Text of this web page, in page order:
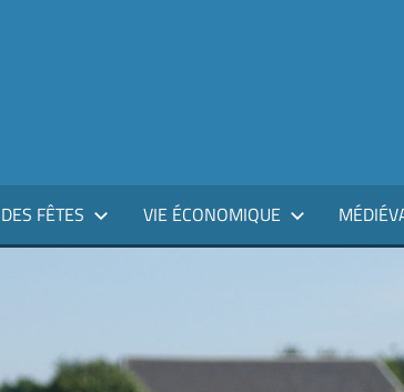
FÊTES VIE ÉCONOMIQUE